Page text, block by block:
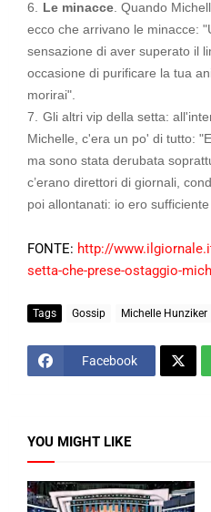
Le minacce. Quando
ecco che arrivano le minacce: "
sensazione di aver superato il
occasione di purificare la tua
morirai".
Gli altri vip della setta:
Michelle, c'era un po' di tutto: "
ma sono stata derubata
c’erano direttori di giornali,
poi allontanati: io ero
FONTE: http://
setta-che-prese-ostaggio-
Tags Gossip Michelle Hunziker
Facebook
YOU MIGHT LIKE